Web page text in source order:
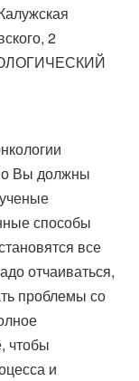
2
Вы должны
способы
все
отчаиваться,
проблемы со
чтобы
и